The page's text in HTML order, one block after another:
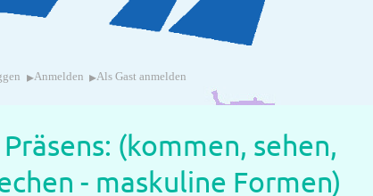
▸Anmelden ▸Als Gast anmelden
(kommen, sehen,
- maskuline Formen)